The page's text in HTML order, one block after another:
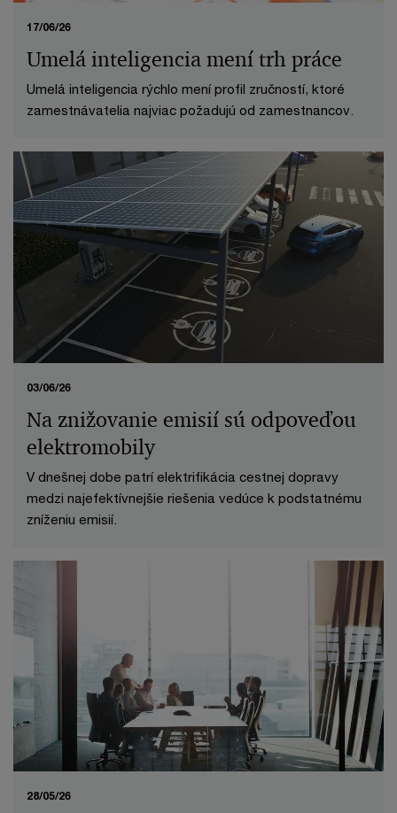
17/06/26
Umelá inteligencia mení trh práce
Umelá inteligencia rýchlo mení profil zručností, ktoré
zamestnávatelia najviac požadujú od zamestnancov.
03/06/26
Na znižovanie emisií sú odpoveďou
elektromobily
V dnešnej dobe patrí elektrifikácia cestnej dopravy
medzi najefektívnejšie riešenia vedúce k podstatnému
zníženiu emisií.
28/05/26